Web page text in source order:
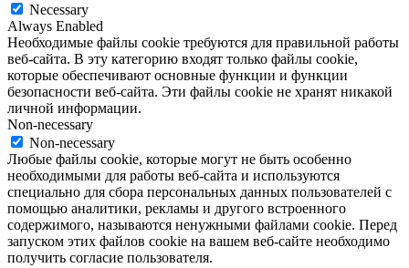
Necessary
Always Enabled
Необходимые файлы cookie требуются для правильной работы
веб-сайта. В эту категорию входят только файлы cookie,
которые обеспечивают основные функции и функции
безопасности веб-сайта. Эти файлы cookie не хранят никакой
личной информации.
Non-necessary
Non-necessary
Любые файлы cookie, которые могут не быть особенно
необходимыми для работы веб-сайта и используются
специально для сбора персональных данных пользователей с
помощью аналитики, рекламы и другого встроенного
содержимого, называются ненужными файлами cookie. Перед
запуском этих файлов cookie на вашем веб-сайте необходимо
получить согласие пользователя.